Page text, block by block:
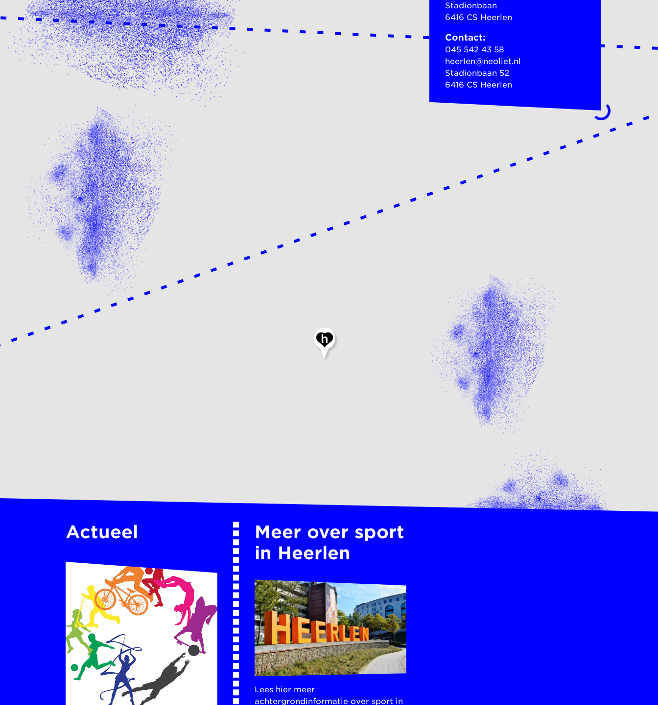
Stadionbaan
6416 CS Heerlen
Contact:
045 542 43 58
heerlen@neoliet.nl
Stadionbaan 52
6416 CS Heerlen
Actueel
Meer over sport
in Heerlen
Lees hier meer
achtergrondinformatie over sport in